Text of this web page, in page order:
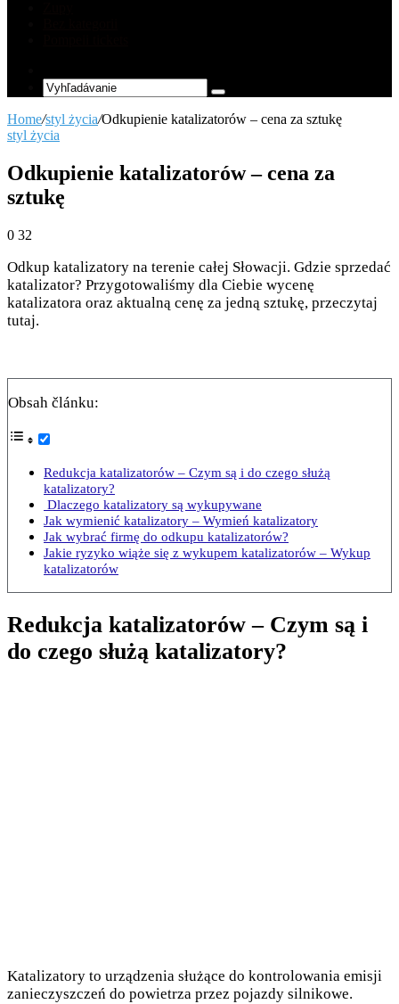
Article
Vyhľadávanie
Home/styl życia/Odkupienie katalizatorów – cena za sztukę
styl życia
Odkupienie katalizatorów – cena za
sztukę
0 32
Odkup katalizatory na terenie całej Słowacji. Gdzie sprzedać
katalizator? Przygotowaliśmy dla Ciebie wycenę
katalizatora oraz aktualną cenę za jedną sztukę, przeczytaj
tutaj.
Obsah článku:
Redukcja katalizatorów – Czym są i do czego służą
katalizatory?
Dlaczego katalizatory są wykupywane
Jak wymienić katalizatory – Wymień katalizatory
Jak wybrać firmę do odkupu katalizatorów?
Jakie ryzyko wiąże się z wykupem katalizatorów – Wykup
katalizatorów
Redukcja katalizatorów – Czym są i
do czego służą katalizatory?
Katalizatory to urządzenia służące do kontrolowania emisji
zanieczyszczeń do powietrza przez pojazdy silnikowe.